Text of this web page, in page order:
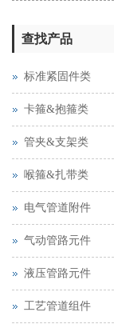
查找产品
标准紧固件类
卡箍&抱箍类
管夹&支架类
喉箍&扎带类
电气管道附件
气动管路元件
液压管路元件
工艺管道组件